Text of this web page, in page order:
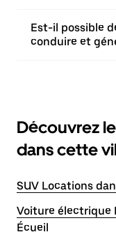
Est-il possible
conduire et
Découvrez
dans cette
SUV Locations
Voiture électrique
Écueil